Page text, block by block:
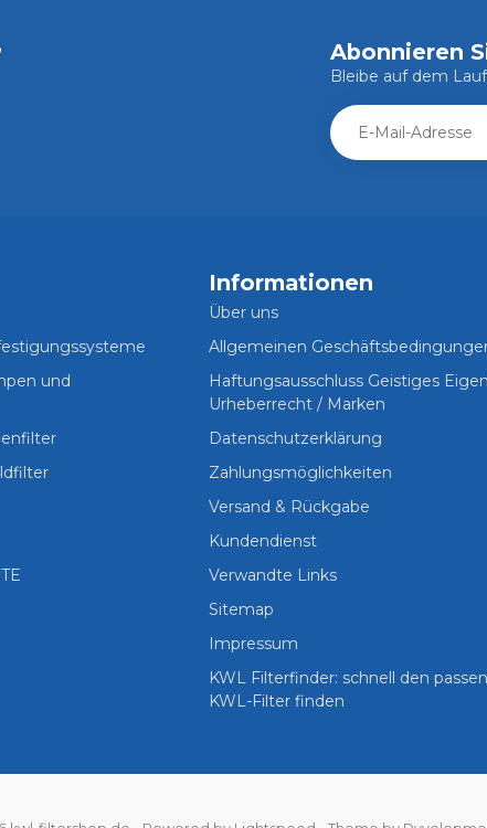
Abonnieren
Bleibe auf dem
und
Informationen
Über uns
Allgemeinen
Haftungsausschluss Geistiges
Urheberrecht / Marken
Datenschutzerklärung
Zahlungsmöglichkeiten
Versand & Rückgabe
Kundendienst
Verwandte Links
Sitemap
Impressum
KWL Filterfinder: schnell den
KWL-Filter finden